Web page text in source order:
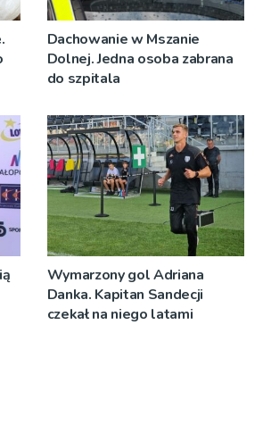
Dachowanie w Mszanie
Dolnej. Jedna osoba zabrana
do szpitala
Wymarzony gol Adriana
Danka. Kapitan Sandecji
czekał na niego latami